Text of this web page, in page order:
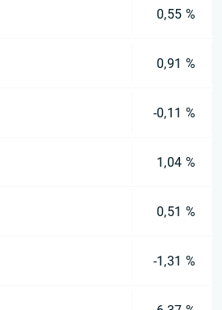
0,55 %
0,91 %
-0,11 %
1,04 %
0,51 %
-1,31 %